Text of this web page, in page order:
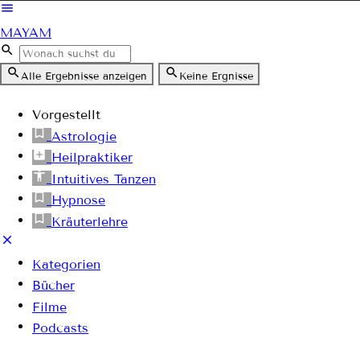
MAYAM
Alle Ergebnisse anzeigen Keine Ergnisse
Vorgestellt
Astrologie
Heilpraktiker
Intuitives Tanzen
Hypnose
Kräuterlehre
Kategorien
Bücher
Filme
Podcasts